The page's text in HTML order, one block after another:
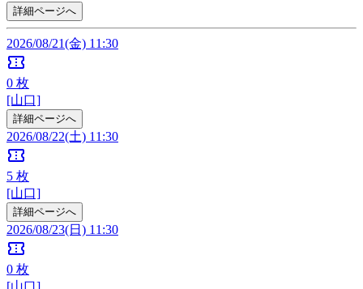
詳細ページへ
2026/08/21(金) 11:30
confirmation_number
0 枚
[山口]
詳細ページへ
2026/08/22(土) 11:30
confirmation_number
5 枚
[山口]
詳細ページへ
2026/08/23(日) 11:30
confirmation_number
0 枚
[山口]